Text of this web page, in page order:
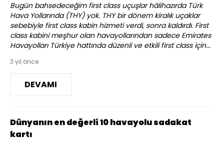
Bugün bahsedeceğim first class uçuşlar hâlihazırda Türk
Hava Yollarında (THY) yok. THY bir dönem kiralık uçaklar
sebebiyle first class kabin hizmeti verdi, sonra kaldırdı. First
class kabini meşhur olan havayollarından sadece Emirates
Havayolları Türkiye hattında düzenli ve etkili first class için...
3 yıl önce
DEVAMI
Dünyanın en değerli 10 havayolu sadakat
kartı